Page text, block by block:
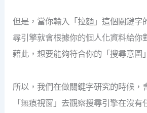
但是，當你輸入「拉麵」這個關鍵字
尋引擎就會根據你的個人化資料給你
藉此，想要能夠符合你的「搜尋意圖
所以，我們在做關鍵字研究的時候，
「無㾗視窗」去觀察搜尋引擎在沒